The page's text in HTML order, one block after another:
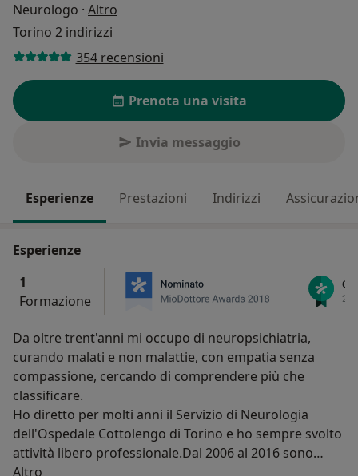
Neurologo · Altro
Torino 2 indirizzi
354 recensioni
Prenota una visita
Invia messaggio
Esperienze Prestazioni Indirizzi
Esperienze
1
Formazione
Da oltre trent'anni mi occupo di neuropsichiatria,
curando malati e non malattie, con empatia senza
compassione, cercando di comprendere più che
classificare.
Ho diretto per molti anni il Servizio di Neurologia
dell'Ospedale Cottolengo di Torino e ho sempre svolto
attività libero professionale.Dal 2006 al 2016 sono
stato Direttore Sanitario della RSA Villa San Tommaso
Altro